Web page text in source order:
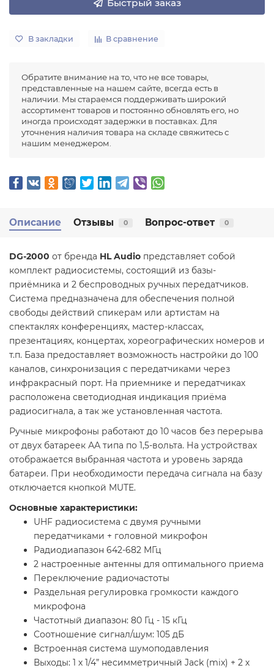
Быстрый заказ
В закладки В сравнение
Обратите внимание на то, что не все товары,
представленные на нашем сайте, всегда есть в
наличии. Мы стараемся поддерживать широкий
ассортимент товаров и постоянно обновлять его, но
иногда происходят задержки в поставках. Для
уточнения наличия товара на складе свяжитесь с
нашим менеджером.
Описание Отзывы 0 Вопрос-ответ 0
DG-2000 от бренда HL Audio представляет собой
комплект радиосистемы, состоящий из базы-
приёмника и 2 беспроводных ручных передатчиков.
Система предназначена для обеспечения полной
свободы действий спикерам или артистам на
спектаклях конференциях, мастер-классах,
презентациях, концертах, хореографических номеров и
т.п. База предоставляет возможность настройки до 100
каналов, синхронизация с передатчиками через
инфракрасный порт. На приемнике и передатчиках
расположена светодиодная индикация приёма
радиосигнала, а так же установленная частота.
Ручные микрофоны работают до 10 часов без перерыва
от двух батареек АА типа по 1,5-вольта. На устройствах
отображается выбранная частота и уровень заряда
батареи. При необходимости передача сигнала на базу
отключается кнопкой MUTE.
Основные характеристики:
UHF радиосистема с двумя ручными
передатчиками + головной микрофон
Радиодиапазон 642-682 МГц
2 настроенные антенны для оптимального приема
Переключение радиочастоты
Раздельная регулировка громкости каждого
микрофона
Частотный диапазон: 80 Гц - 15 кГц
Соотношение сигнал/шум: 105 дБ
Встроенная система шумоподавления
Выходы: 1 х 1/4” несимметричный Jack (mix) + 2 х